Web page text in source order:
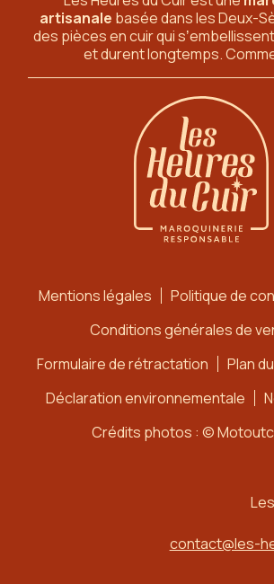
artisanale basée dans les Deux-
des pièces en cuir qui
et durent longtemps.
Mentions légales
Politique de
Conditions générales de
Formulaire de rétractation
Plan
Déclaration environnementale
Crédits photos : ©
contact@les-